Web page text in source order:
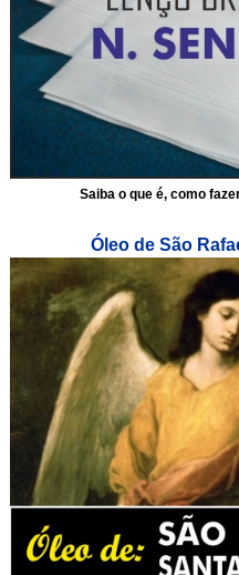
Saiba o que é, como
Óleo de São